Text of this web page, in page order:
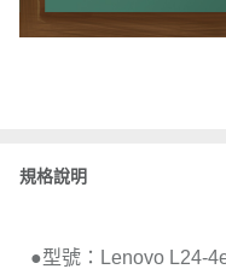
規格說明
●型號：Lenovo L24-